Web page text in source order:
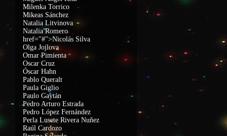
Milenka Torrico
Mikeas Sánchez
Natalia Litvinova
Natalia Romero
href="#">Nicolás Silva
Olga Jojlova
Omar Pimienta
Oscar Cruz
Óscar Hahn
Pablo Queralt
Paula Giglio
Paulo Gaytán
Pedro Arturo Estrada
Pedro López Fernández
Perla Lusete Rivera Nuñez
Raúl Cardozo